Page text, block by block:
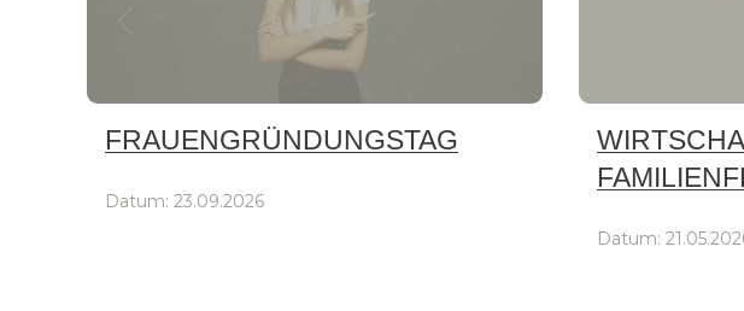
FRAUENGRÜNDUNGSTAG
Datum: 23.09.2026
Datum: